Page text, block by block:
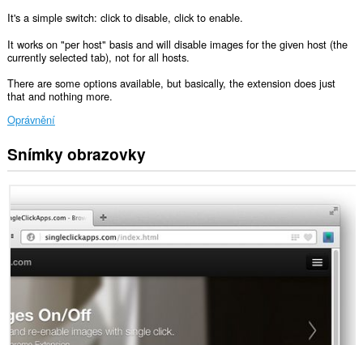
It's a simple switch: click to disable, click to enable.
It works on "per host" basis and will disable images for the given host (the
currently selected tab), not for all hosts.
There are some options available, but basically, the extension does just
that and nothing more.
Oprávnění
Toto
rozšíření
nastavení
určující,
zda
weby
mohou
a
zásuvné
moduly.
Snímky obrazovky